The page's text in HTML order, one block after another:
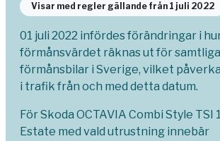
Visar med regler gällande från 1 juli 2022
01 juli 2022 infördes förändringar i
förmånsvärdet räknas ut för
förmånsbilar i Sverige, vilket
i trafik från och med detta datum.
För Skoda OCTAVIA Combi Style TSI
Estate med vald utrustning innebär